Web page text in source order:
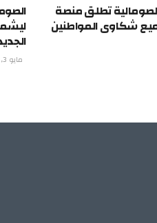
تطلق منصة
شكاوى المواطنين
مايو 3, 2026